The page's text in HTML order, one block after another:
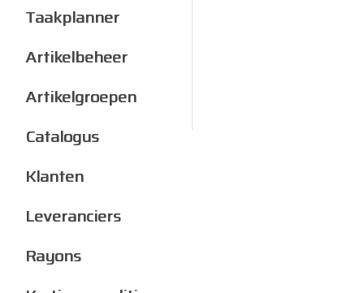
Taakplanner
Artikelbeheer
Artikelgroepen
Catalogus
Klanten
Leveranciers
Rayons